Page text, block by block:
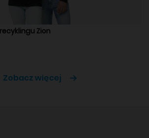
Zion
Zobacz więcej